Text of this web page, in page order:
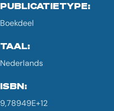
PUBLICATIETYPE:
Boekdeel
TAAL:
Nederlands
ISBN:
9,78949E+12